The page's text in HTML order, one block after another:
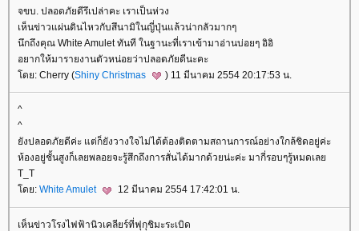
จขบ. ปลอดภัยดีรึเปล่าคะ เราเป็นห่วง
เห็นข่าวแผ่นดินไหวกับสึนามิในญี่ปุ่นแล้วน่ากลัวมากๆ
นึกถึงคุณ White Amulet ทันที ในฐานะที่เราเข้ามาอ่านบ่อยๆ อิอิ
อยากให้มารายงานตัวหน่อยว่าปลอดภัยดีนะคะ
ดย: Cherry (Shiny Christmas ) 11 มีนาคม 2554 20:17:53 น.
^
^
ังปลอดภัยดีค่ะ แต่ก็ยังวางใจไม่ได้ต้องติดตามสถานการณ์อย่างใกล้ชิดอยู่ค่ะ
ห้องอยู่ชั้นสูงก็เลยพลอยจะรู้สึกถึงการสั่นได้มากด้วยน่ะค่ะ มากี่รอบๆรู้หมดเล
T_T
ดย: White Amulet 12 มีนาคม 2554 17:42:01 น.
เห็นข่าวโรงไฟฟ้านิวเคลียร์ที่ฟุกุชิมะระเบิด